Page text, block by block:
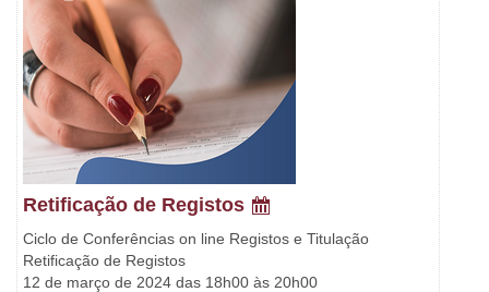
Retificação de Registos
Ciclo de Conferências on line Registos e Titulação
Retificação de Registos
12 de março de 2024 das 18h00 às 20h00